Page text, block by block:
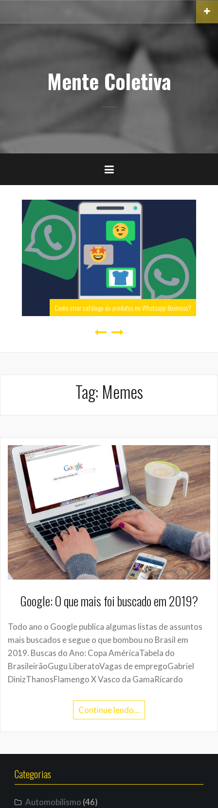
Mente Coletiva
Como criar catálogo de produtos no Whatsapp Business?
Tag: Memes
Google: O que mais foi buscado em 2019?
Todo ano o Google publica algumas listas de assuntos
mais buscados e segue o que bombou no Brasil em
2019. Buscas do Ano: Copa AméricaTabela do
BrasileirãoGugu LiberatoVagas de empregoGabriel
DinizThanosFlamengo X Vasco da GamaRicardo
Continue lendo…
Categorias
Automobilismo (46)